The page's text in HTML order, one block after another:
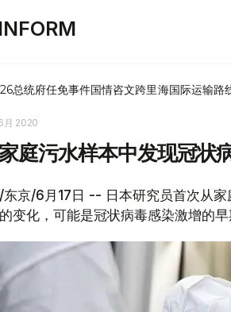
总统府任免事件国情咨文跨里海国际运输路
月 2020
庭污水样本中发现冠状
东京/6月17日 -- 日本研究员首次从
变化，可能是冠状病毒感染激增的早